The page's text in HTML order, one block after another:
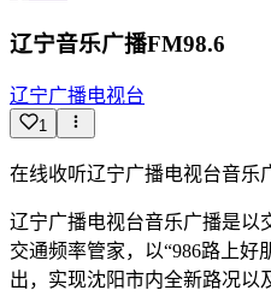
辽宁音乐广播FM98.6
辽宁广播电视台
1
在线收听辽宁广播电视台音乐
辽宁广播电视台音乐广播是以
交通频率管家，以“986路上好
出，实现沈阳市内全新路况以